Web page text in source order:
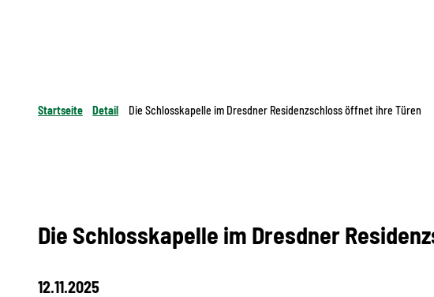
Startseite Detail
Die Schlosskapelle im Dresdner Residenzschloss öffnet ihre Türen
Die Schlosskapelle im Dresdner
12.11.2025